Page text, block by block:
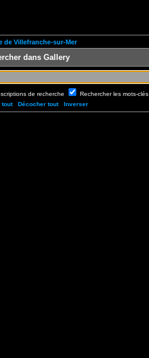
de Villefranche-sur-Mer
dans Gallery
de recherche Rechercher les mots-clés
tout
Décocher tout Inverser